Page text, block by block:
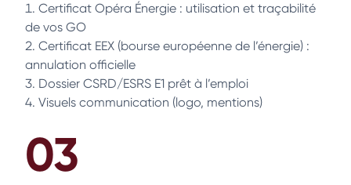
Certificat Opéra Énergie : utilisation et traçabilité
de vos GO
Certificat EEX (bourse européenne de l’énergie) :
annulation officielle
Dossier CSRD/ESRS E1 prêt à l’emploi
Visuels communication (logo, mentions)
03